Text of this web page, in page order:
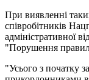
При виявленні
співробітників
адміністративної
"Порушення
"Усього з початку